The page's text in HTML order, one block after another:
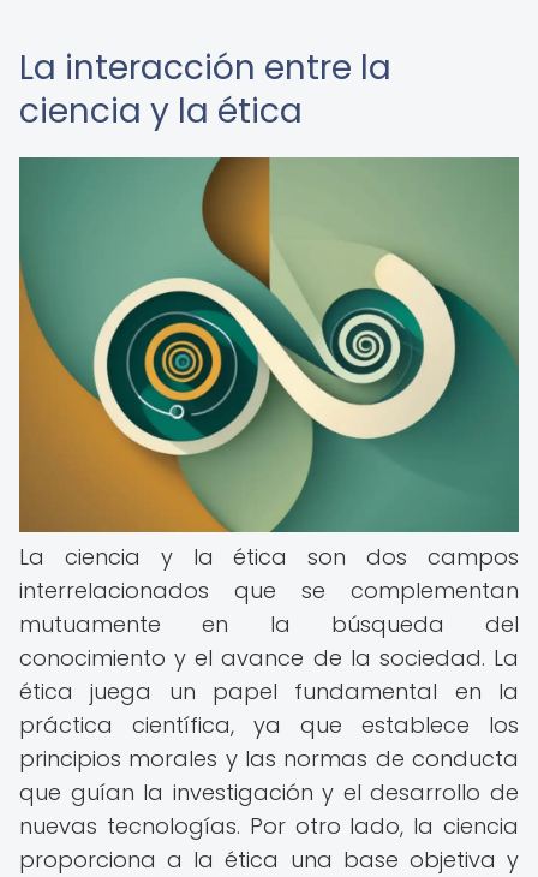
La interacción entre la
ciencia y la ética
La ciencia y la ética son dos campos
interrelacionados que se complementan
mutuamente en la búsqueda del
conocimiento y el avance de la sociedad. La
ética juega un papel fundamental en la
práctica científica, ya que establece los
principios morales y las normas de conducta
que guían la investigación y el desarrollo de
nuevas tecnologías. Por otro lado, la ciencia
proporciona a la ética una base objetiva y